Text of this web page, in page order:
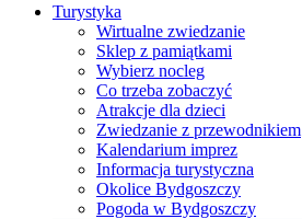
Turystyka
Wirtualne zwiedzanie
Sklep z pamiątkami
Wybierz nocleg
Co trzeba zobaczyć
Atrakcje dla dzieci
Zwiedzanie z przewodnikiem
Kalendarium imprez
Informacja turystyczna
Okolice Bydgoszczy
Pogoda w Bydgoszczy